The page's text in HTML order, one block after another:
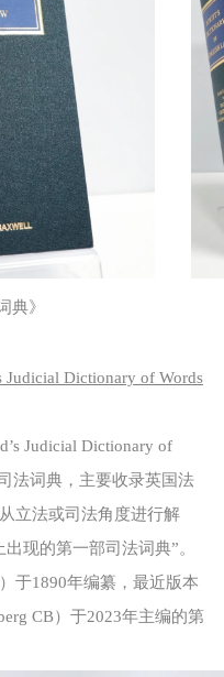
典》
Judicial Dictionary of Words
Judicial Dictionary of
法词典，主要收录英国法
立法或司法角度进行解
现的第一部司法词典”。
于1890年编纂，最近版本
CB）于2023年主编的第